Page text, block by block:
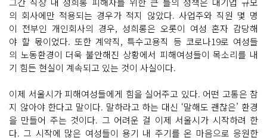
의 회사에만 적용되는 경우가 적지 않았다. 사업주와 직원 몇 명
이 전부인 개인회사의 경우, 성희롱은 오롯이 여성 혼자 감당해
야 할 몫이었다. 또한 계약직, 특수고용직 등 코로나19로 여성들
의 노동환경이 더욱 불안해진 상황에서 피해여성들이 목소리를 내
기 힘든 현실이 계속되고 있는 것이 사실이다.
이제 서울시가 피해여성들에게 힘을 실어주고 있다. 어떤 고통은 참
지 않아야 한다고 말이다. 말하라고 하는 대신 ‘말해도 괜찮은’ 환경
을 만들어 주는 것이다. 그 어려운 걸 이제 서울시가 시작하려 한
다. 그 시작에 많은 여성들이 용기 내 주기를 온 마음으로 응원한